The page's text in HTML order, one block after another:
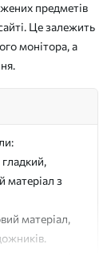
предметів
Це залежить
монітора, а
гладкий,
матеріал з
матеріал,